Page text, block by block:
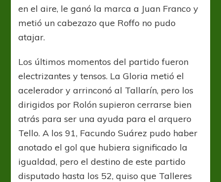
en el aire, le ganó la marca a Juan Franco y
metió un cabezazo que Roffo no pudo
atajar.
Los últimos momentos del partido fueron
electrizantes y tensos. La Gloria metió el
acelerador y arrinconó al Tallarín, pero los
dirigidos por Rolón supieron cerrarse bien
atrás para ser una ayuda para el arquero
Tello. A los 91, Facundo Suárez pudo haber
anotado el gol que hubiera significado la
igualdad, pero el destino de este partido
disputado hasta los 52, quiso que Talleres